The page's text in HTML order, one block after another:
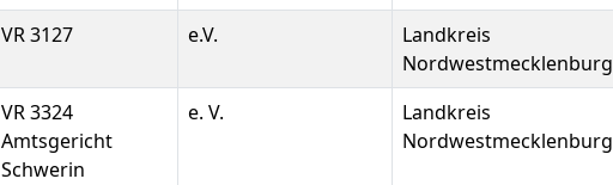
VR 3127 e.V.
Landkreis
Nordwestmecklenburg
VR 3324
Amtsgericht
Schwerin
e. V.
Landkreis
Nordwestmecklenburg